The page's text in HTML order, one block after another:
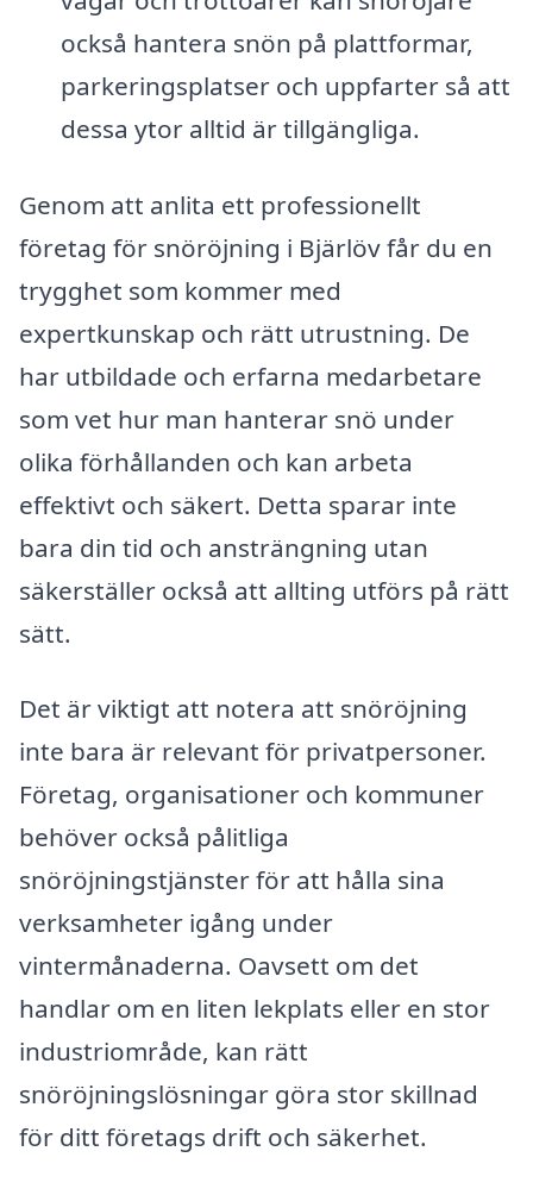
också hantera snön på plattformar,
parkeringsplatser och uppfarter så att
dessa ytor alltid är tillgängliga.
Genom att anlita ett professionellt
företag för snöröjning i Bjärlöv får du en
trygghet som kommer med
expertkunskap och rätt utrustning. De
har utbildade och erfarna medarbetare
som vet hur man hanterar snö under
olika förhållanden och kan arbeta
effektivt och säkert. Detta sparar inte
bara din tid och ansträngning utan
säkerställer också att allting utförs på rätt
sätt.
Det är viktigt att notera att snöröjning
inte bara är relevant för privatpersoner.
Företag, organisationer och kommuner
behöver också pålitliga
snöröjningstjänster för att hålla sina
verksamheter igång under
vintermånaderna. Oavsett om det
handlar om en liten lekplats eller en stor
industriområde, kan rätt
snöröjningslösningar göra stor skillnad
för ditt företags drift och säkerhet.